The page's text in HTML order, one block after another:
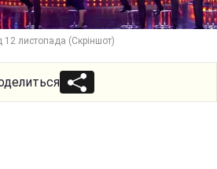
12 листопада (Скріншот)